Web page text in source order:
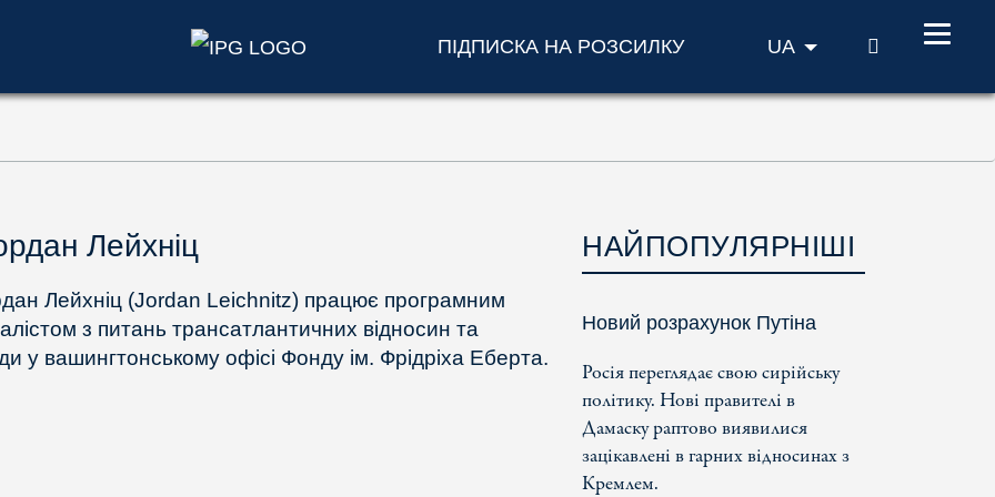
ПІДПИСКА НА РОЗСИЛКУ UA ПОШУК
Лейхніц
Лейхніц (Jordan Leichnitz) працює програмним
з питань трансатлантичних відносин та
у вашингтонському офісі Фонду ім. Фрідріха Еберта.
НАЙПОПУЛЯРНІШІ
Новий розрахунок Путіна
Росія переглядає свою сирійську
політику. Нові правителі в
Дамаску раптово виявилися
зацікавлені в гарних відносинах з
Кремлем.